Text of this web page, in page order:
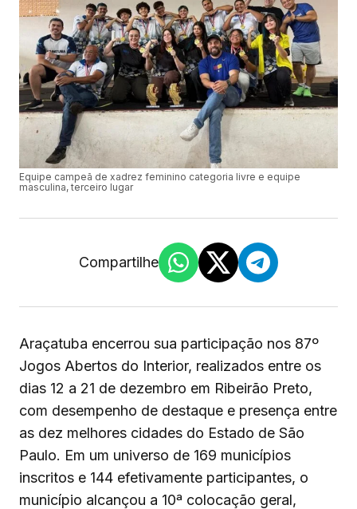
Equipe campeã de xadrez feminino categoria livre e equipe
masculina, terceiro lugar
Compartilhe
Araçatuba encerrou sua participação nos 87º
Jogos Abertos do Interior, realizados entre os
dias 12 a 21 de dezembro em Ribeirão Preto,
com desempenho de destaque e presença entre
as dez melhores cidades do Estado de São
Paulo. Em um universo de 169 municípios
inscritos e 144 efetivamente participantes, o
município alcançou a 10ª colocação geral,